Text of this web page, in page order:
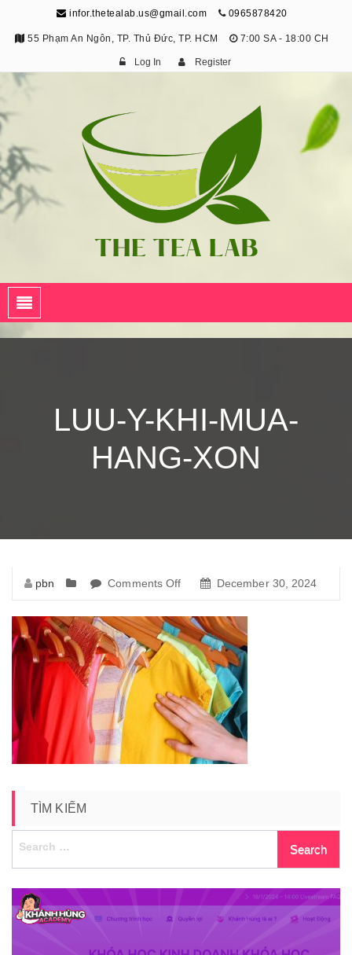
infor.thetealab.us@gmail.com 0965878420
55 Phạm An Ngôn, TP. Thủ Đức, TP. HCM 7:00 SA - 18:00 CH
Log In Register
LUU-Y-KHI-MUA-
HANG-XON
pbn Comments Off
y-
khi-
mua-
hang-
xon
December 30, 2024
TÌM KIẾM
Search